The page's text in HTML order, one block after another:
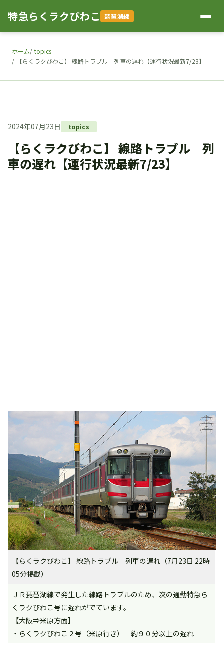
特急らくラクびわこ 琵琶湖線
ホーム topics
【らくラクびわこ】 線路トラブル 列車の遅れ【運行状況最新7/23】
2024年07月23日 topics
【らくラクびわこ】 線路トラブル 列
車の遅れ【運行状況最新7/23】
【らくラクびわこ】 線路トラブル 列車の遅れ（7月23日 22時
05分掲載）
ＪＲ琵琶湖線で発生した線路トラブルのため、次の通勤特急ら
くラクびわこ号に遅れがでています。
【大阪⇒米原方面】
・らくラクびわこ２号（米原行き） 約９０分以上の遅れ